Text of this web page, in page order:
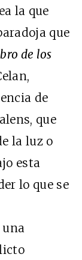
la que
que
de los
de
que
la luz o
esta
lo que se